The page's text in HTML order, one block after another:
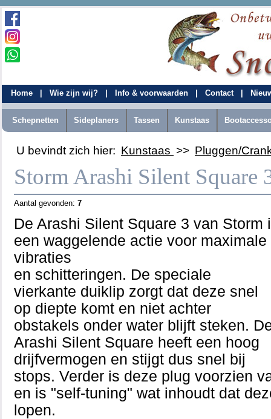
Home Wie zijn wij? Info & voorwaarden Contact
Schepnetten Sideplaners Tassen Kunstaas
U bevindt zich hier: Kunstaas >> Pluggen/
Storm Arashi Silent Square
Aantal gevonden: 7
De Arashi Silent Square 3 van Storm
een waggelende actie voor maximale
vibraties
en schitteringen. De speciale
vierkante duiklip zorgt dat deze snel
op diepte komt en niet achter
obstakels onder water blijft steken.
Arashi Silent Square heeft een hoog
drijfvermogen en stijgt dus snel bij
stops. Verder is deze plug voorzien
en is "self-tuning" wat inhoudt dat
lopen.